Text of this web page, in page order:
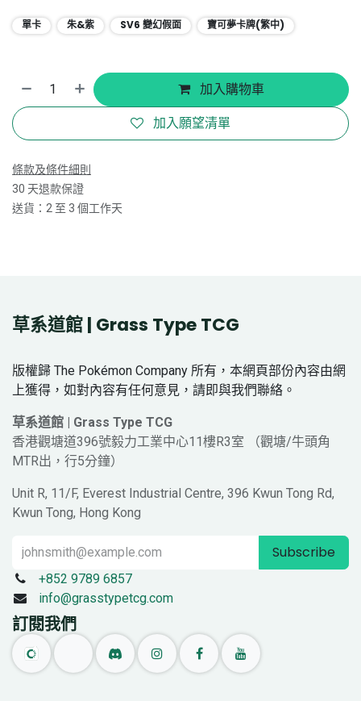
單卡 朱&紫 SV6 變幻假面 寶可夢卡牌(繁中)
加入購物車
加入願望清單
條款及條件細則
30 天退款保證
送貨：2 至 3 個工作天
草系道館 | Grass Type TCG
版權歸 The Pokémon Company 所有，本網頁部份內容由網
上獲得，如對內容有任何意見，請即與我們聯絡。
草系道館 | Grass Type TCG
香港觀塘道396號毅力工業中心11樓R3室 （觀塘/牛頭角
MTR出，行5分鐘）
Unit R, 11/F, Everest Industrial Centre, 396 Kwun Tong Rd,
Kwun Tong, Hong Kong
Subscribe
+852 9789 6857
info@grasstypetcg.com
訂閱我們